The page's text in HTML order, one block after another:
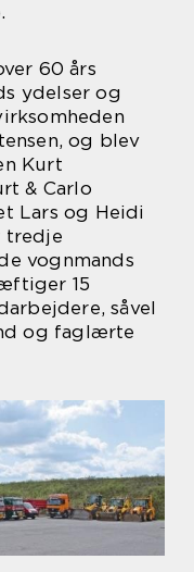
60 års
ydelser og
og blev
Kurt
& Carlo
Lars og Heidi
tredje
vognmands
15
såvel
og faglærte